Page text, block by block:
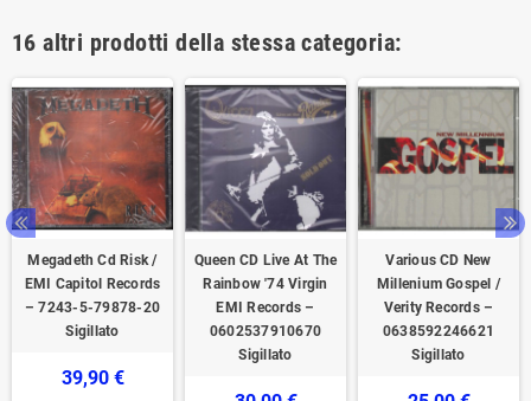
16 altri prodotti della stessa categoria:
Megadeth ‎Cd Risk /
EMI Capitol Records
‎– 7243-5-79878-20
Sigillato
39,90 €
Queen CD Live At The
Rainbow '74 Virgin
EMI Records –
0602537910670
Sigillato
Various CD New
Millenium Gospel /
Verity Records –
0638592246621
Sigillato